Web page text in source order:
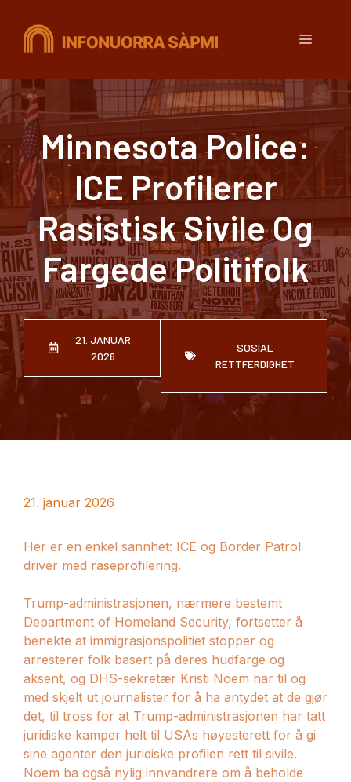
Meny
Minnesota Police:
ICE Profilerer
Rasistisk Sivile Og
Fargede Politifolk
21. JANUAR
2026
SOSIAL
RETTFERDIGHET
21. januar 2026
Her er en enkel sannhet: ICE og Border Patrol
driver med raseprofilering.
Trump-administrasjonen, nærmere bestemt
Department of Homeland Security, fortsetter å
benekte at immigrasjonspolitiet stopper og
arresterer folk basert på deres hudfarge og
aksent, og DHS-sekretær Kristi Noem har til og
med skjelt ut journalister for å ha antydet at de gjør
det, til tross for at Trump-administrasjonen har tatt
juridiske kamper helt til USAs høyesterett for å gi
sine agenter den juridiske profilen rett til sivile.
Noem ba også nylig innvandrere om å beholde